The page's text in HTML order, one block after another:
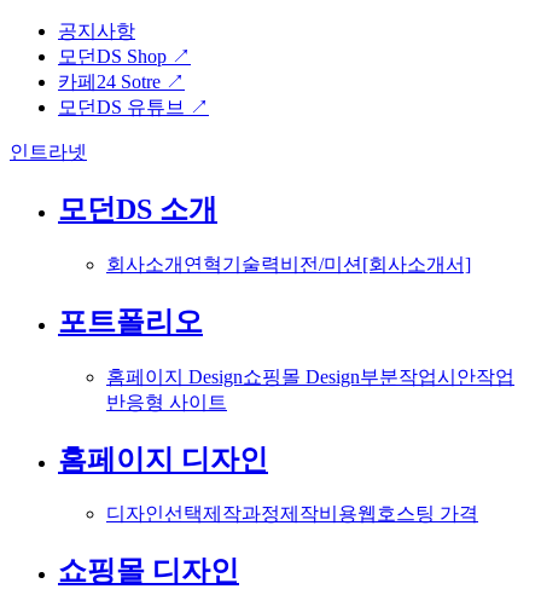
공지사항
모던DS Shop ↗
카페24 Sotre ↗
모던DS 유튜브 ↗
인트라넷
모던DS 소개
회사소개 연혁기술력비전/미션 [회사소개서]
포트폴리오
홈페이지 Design쇼핑몰 Design부분작업시안작업
반응형 사이트
홈페이지 디자인
디자인선택제작과정제작비용웹호스팅 가격
쇼핑몰 디자인